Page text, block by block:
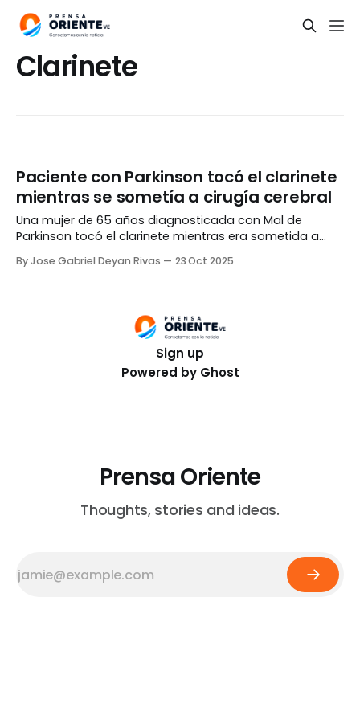
Clarinete
Paciente con Parkinson tocó el clarinete
mientras se sometía a cirugía cerebral
Una mujer de 65 años diagnosticada con Mal de
Parkinson tocó el clarinete mientras era sometida a
King’s College Hospital de Londres, Inglaterra. La
By Jose Gabriel Deyan Rivas 23 Oct 2025
Sign up
Powered by Ghost
Prensa Oriente
Thoughts, stories and ideas.